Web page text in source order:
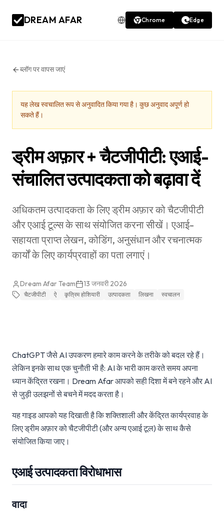
DREAM AFAR Chrome Edge
ब्लॉग पर वापस जाएं
यह लेख स्वचालित रूप से अनुवादित किया गया है। कुछ अनुवाद अपूर्ण हो
सकते हैं।
ड्रीम अफ़ार + चैटजीपीटी: एआई-
संचालित उत्पादकता को बढ़ावा दें
अधिकतम उत्पादकता के लिए ड्रीम अफ़ार को चैटजीपीटी
और एआई टूल्स के साथ संयोजित करना सीखें। एआई-
सहायता प्राप्त लेखन, कोडिंग, अनुसंधान और रचनात्मक
कार्यों के लिए कार्यप्रवाहों का पता लगाएं।
Dream Afar Team 13 जनवरी 2026
चैटजीपीटी ऐ कृत्रिम होशियारी उत्पादकता लिखना स्वचालन
ChatGPT जैसे AI उपकरण हमारे काम करने के तरीके को बदल रहे हैं।
लेकिन इनके साथ एक चुनौती भी है: AI के भारी काम करते समय अपना
ध्यान केंद्रित रखना। Dream Afar आपको सही दिशा में बने रहने और AI
से जुड़ी उलझनों से बचने में मदद करता है।
यह गाइड आपको यह दिखाती है कि शक्तिशाली और केंद्रित कार्यप्रवाह के
लिए ड्रीम अफ़ार को चैटजीपीटी (और अन्य एआई टूल) के साथ कैसे
संयोजित किया जाए।
एआई उत्पादकता विरोधाभास
वादा